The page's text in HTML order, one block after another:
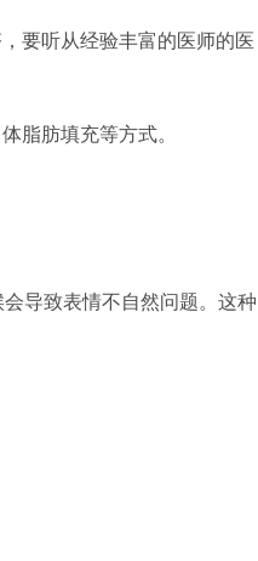
要听从经验丰富的医师的医
脂肪填充等方式。
导致表情不自然问题。这种